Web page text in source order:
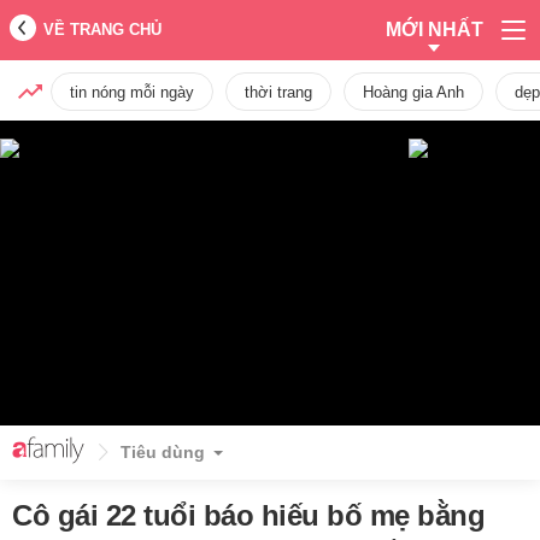
VỀ TRANG CHỦ MỚI NHẤT
tin nóng mỗi ngày thời trang Hoàng gia Anh dẹp
Tiêu dùng
Cô gái 22 tuổi báo hiếu bố mẹ bằng